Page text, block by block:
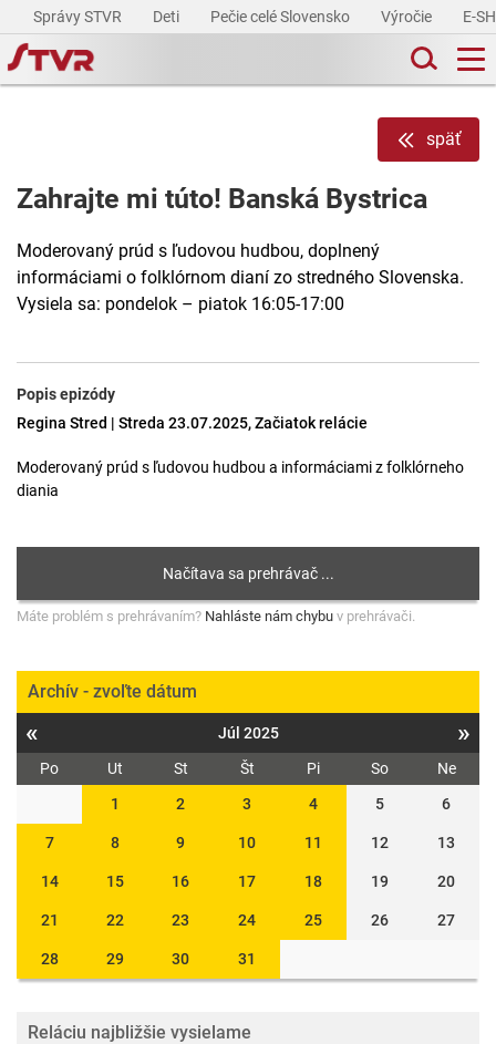
Správy STVR Deti Pečie celé Slovensko Výročie E-
späť
Zahrajte mi túto! Banská Bystrica
Moderovaný prúd s ľudovou hudbou, doplnený
informáciami o folklórnom dianí zo stredného Slovenska.
Vysiela sa: pondelok – piatok 16:05-17:00
Popis epizódy
Regina Stred | Streda 23.07.2025, Začiatok relácie
Moderovaný prúd s ľudovou hudbou a informáciami z folklórneho
diania
Máte problém s prehrávaním? Nahláste nám chybu v prehrávači.
Archív - zvoľte dátum
« Júl 2025 »
Po Ut St Št Pi So
Ne
1
2 3 4 5 6
7 8 9 10 11 12 13
14 15 16 17 18 19 20
21 22 23 24 25 26 27
28 29 30 31
Reláciu najbližšie vysielame